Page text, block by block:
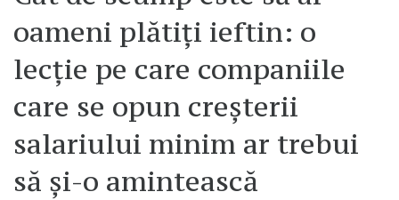
oameni plătiți ieftin: o
lecție pe care companiile
care se opun creșterii
salariului minim ar trebui
să și-o amintească